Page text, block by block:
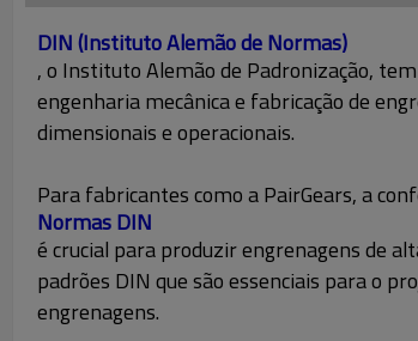
DIN (Instituto Alemão de Normas)
, o Instituto Alemão de Padronização,
engenharia mecânica e fabricação de
dimensionais e operacionais.
Para fabricantes como a PairGears, a
Normas DIN
é crucial para produzir engrenagens de
padrões DIN que são essenciais para o
engrenagens.